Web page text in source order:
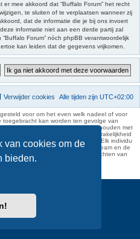
van cookies om de
bieden.
mee akkoord dat “Buffalo Forum” het recht
te sluiten of te verplaatsen wanneer zij
dat de informatie die je bij ons invoert
informatie niet aan een derde partij zal
Forum” nóch phpBB verantwoordelijk
kan leiden dat de gegevens vrijkomen.
Alle tijden zijn UTC+02:00
Verwijder cookies
voor om het even welk nadeel of voor
toegebracht kan worden ten gevolge van
of onrechtstreeks verband houden met
Gent. Deze ontheffing van aansprakelijkheid
Gent zich volledig distantieert. Elk individu
het Buffalo Forum. Ook het webteam en de
worden voor de inhoud van berichten van